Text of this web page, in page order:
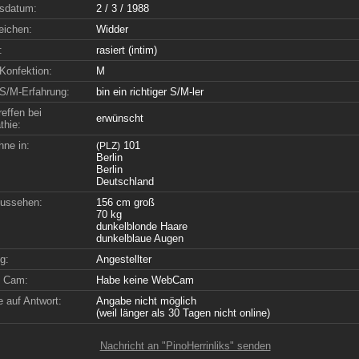
2 / 3 / 1988
Widder
rasiert (intim)
M
M-Erfahrung:
bin ein richtiger S/M-ler
bei
erwünscht
in: (PLZ) 101
Berlin
Berlin
Deutschland
156 cm groß
70 kg
dunkelblonde Haare
dunkelblaue Augen
Angestellter
Cam:
Habe keine WebCam
auf Antwort:
Angabe nicht möglich
(weil länger als 30 Tagen nicht online)
Nachricht an "PinoHerrinliks" senden